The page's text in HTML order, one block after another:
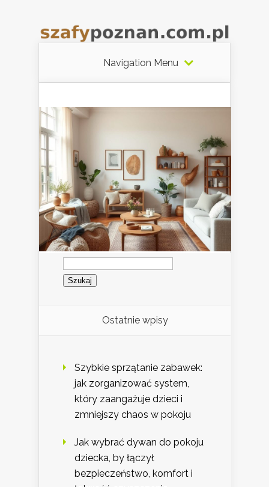
Navigation Menu
Szukaj:
Ostatnie wpisy
Szybkie sprzątanie zabawek:
jak zorganizować system,
który zaangażuje dzieci i
zmniejszy chaos w pokoju
Jak wybrać dywan do pokoju
dziecka, by łączył
bezpieczeństwo, komfort i